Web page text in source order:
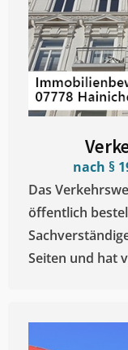
nach §
Das
öffentlich
Seiten und hat